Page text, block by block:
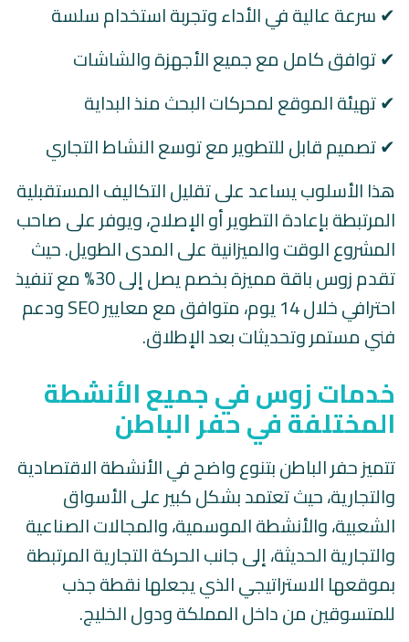
✔ سرعة عالية في الأداء وتجربة استخدام سلسة
✔ توافق كامل مع جميع الأجهزة والشاشات
✔ تهيئة الموقع لمحركات البحث منذ البداية
✔ تصميم قابل للتطوير مع توسع النشاط التجاري
هذا الأسلوب يساعد على تقليل التكاليف المستقبلية
المرتبطة بإعادة التطوير أو الإصلاح، ويوفر على صاحب
المشروع الوقت والميزانية على المدى الطويل. حيث
تقدم زوس باقة مميزة بخصم يصل إلى 30% مع تنفيذ
احترافي خلال 14 يوم، متوافق مع معايير SEO ودعم
فني مستمر وتحديثات بعد الإطلاق.
خدمات زوس في جميع الأنشطة
المختلفة في حفر الباطن
تتميز حفر الباطن بتنوع واضح في الأنشطة الاقتصادية
والتجارية، حيث تعتمد بشكل كبير على الأسواق
الشعبية، والأنشطة الموسمية، والمجالات الصناعية
والتجارية الحديثة، إلى جانب الحركة التجارية المرتبطة
بموقعها الاستراتيجي الذي يجعلها نقطة جذب
للمتسوقين من داخل المملكة ودول الخليج.